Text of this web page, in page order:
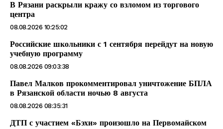
В Рязани раскрыли кражу со взломом из торгового
центра
08.08.2026 10:25:02
Российские школьники с 1 сентября перейдут на новую
учебную программу
08.08.2026 09:03:38
Павел Малков прокомментировал уничтожение БПЛА
в Рязанской области ночью 8 августа
08.08.2026 08:35:31
ДТП с участием «Бэхи» произошло на Первомайском